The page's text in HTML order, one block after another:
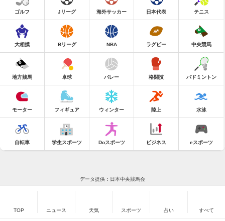
ゴルフ Jリーグ 海外サッカー 日本代表 テニス
大相撲 Bリーグ NBA ラグビー 中央競馬
地方競馬 卓球 バレー 格闘技 バドミントン
モーター フィギュア ウィンター 陸上 水泳
自転車 学生スポーツ Doスポーツ ビジネス eスポーツ
データ提供：日本中央競馬会
TOP ニュース 天気 スポーツ 占い すべて